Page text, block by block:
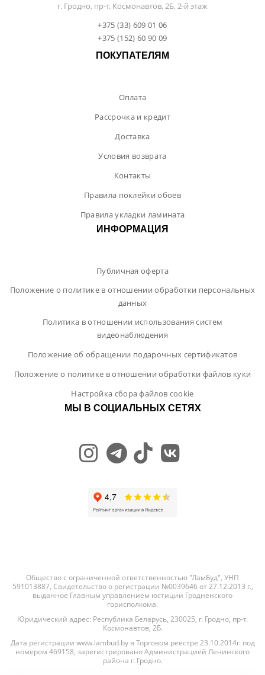
г. Гродно, пр-т. Космонавтов, 2Б, 2-й этаж
+375 (33) 609 01 06
+375 (152) 60 90 09
ПОКУПАТЕЛЯМ
Оплата
Рассрочка и кредит
Доставка
Условия возврата
Контакты
Правила поклейки обоев
Правила укладки ламината
ИНФОРМАЦИЯ
Публичная оферта
Положение о политике в отношении обработки персональных
данных
Политика в отношении использования систем
видеонаблюдения
Положение об обращении подарочных сертификатов
Положение о политике в отношении обработки файлов куки
Настройка сбора файлов cookie
МЫ В СОЦИАЛЬНЫХ СЕТЯХ
Общество с ограниченной ответственностью "ЛамБуд", УНП
591013887, Свидетельство о регистрации №0039646 от 27.12.2013 г.,
выданное Главным управлением юстиции Гродненского
горисполкома.
Юридический адрес: Республика Беларусь, 230025, г. Гродно, пр-т.
Космонавтов, 2Б.
Дата регистрации www.lambud.by в Торговом реестре 23.10.2014г. под
номером 469158, зарегистрировано Администрацией Ленинского
района г. Гродно.